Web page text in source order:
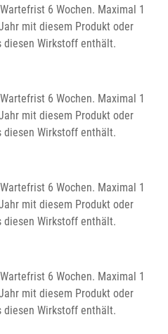
6 Wochen. Maximal 1
mit diesem Produkt oder
diesen Wirkstoff enthält.
6 Wochen. Maximal 1
mit diesem Produkt oder
diesen Wirkstoff enthält.
6 Wochen. Maximal 1
mit diesem Produkt oder
diesen Wirkstoff enthält.
6 Wochen. Maximal 1
mit diesem Produkt oder
diesen Wirkstoff enthält.